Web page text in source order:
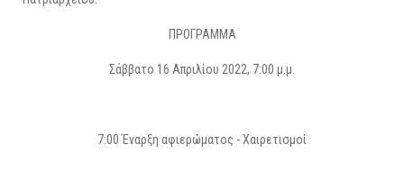
ΠΡΟΓΡΑΜΜΑ
Σάββατο 16 Απριλίου 2022, 7:00 μ.μ.
7:00 Έναρξη αφιερώματος - Χαιρετισμοί